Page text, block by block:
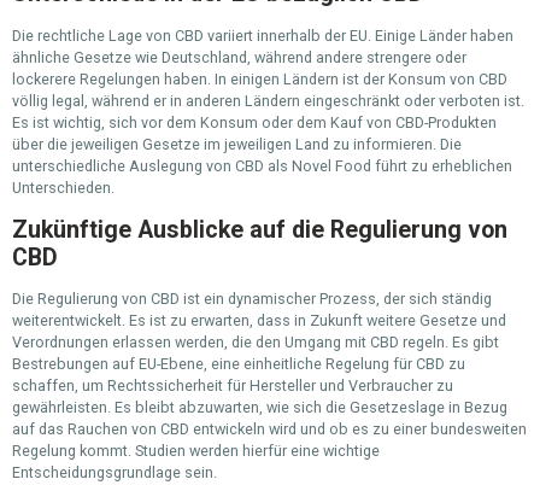
Die rechtliche Lage von CBD variiert innerhalb der EU. Einige Länder haben
ähnliche Gesetze wie Deutschland, während andere strengere oder
lockerere Regelungen haben. In einigen Ländern ist der Konsum von CBD
völlig legal, während er in anderen Ländern eingeschränkt oder verboten ist.
Es ist wichtig, sich vor dem Konsum oder dem Kauf von CBD-Produkten
über die jeweiligen Gesetze im jeweiligen Land zu informieren. Die
unterschiedliche Auslegung von CBD als Novel Food führt zu erheblichen
Unterschieden.
Zukünftige Ausblicke auf die Regulierung von
CBD
Die Regulierung von CBD ist ein dynamischer Prozess, der sich ständig
weiterentwickelt. Es ist zu erwarten, dass in Zukunft weitere Gesetze und
Verordnungen erlassen werden, die den Umgang mit CBD regeln. Es gibt
Bestrebungen auf EU-Ebene, eine einheitliche Regelung für CBD zu
schaffen, um Rechtssicherheit für Hersteller und Verbraucher zu
gewährleisten. Es bleibt abzuwarten, wie sich die Gesetzeslage in Bezug
auf das Rauchen von CBD entwickeln wird und ob es zu einer bundesweiten
Regelung kommt. Studien werden hierfür eine wichtige
Entscheidungsgrundlage sein.